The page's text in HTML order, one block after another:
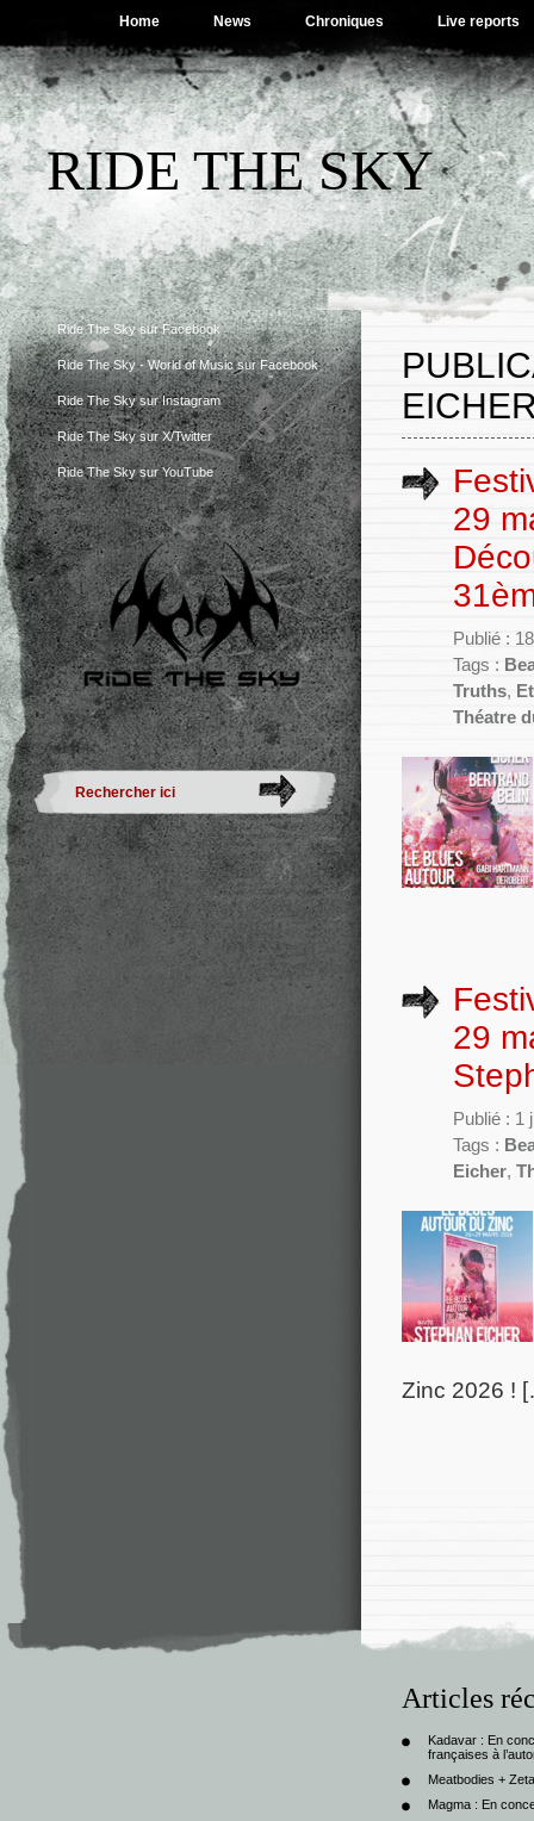
Home News Chroniques Live reports
RIDE THE SKY
Ride The Sky sur Facebook
Ride The Sky - World of Music sur Facebook
Ride The Sky sur Instagram
Ride The Sky sur X/Twitter
Ride The Sky sur YouTube
29
Publié :
Tags :
Truths,
Théatre
29
Publié : 1
Tags :
Eicher,
Zinc 2026 !
Articles
Kadavar : En
françaises à
Meatbodies +
Magma : En